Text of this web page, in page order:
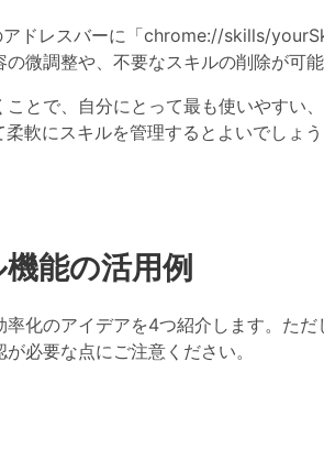
ドレスバーに「chrome://skills/
微調整や、不要なスキルの削除が可能
とで、自分にとって最も使いやすい
軟にスキルを管理するとよいでしょう
能の活用例
化のアイデアを4つ紹介します。ただ
必要な点にご注意ください。